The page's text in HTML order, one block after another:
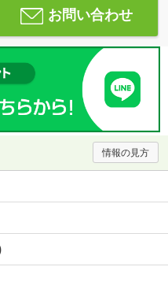
お問い合わせ
情報の見方